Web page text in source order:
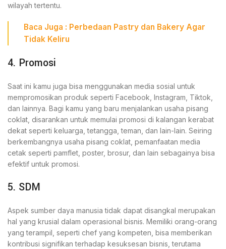
wilayah tertentu.
Baca Juga : Perbedaan Pastry dan Bakery Agar
Tidak Keliru
4. Promosi
Saat ini kamu juga bisa menggunakan media sosial untuk
mempromosikan produk seperti Facebook, Instagram, Tiktok,
dan lainnya. Bagi kamu yang baru menjalankan usaha pisang
coklat, disarankan untuk memulai promosi di kalangan kerabat
dekat seperti keluarga, tetangga, teman, dan lain-lain. Seiring
berkembangnya usaha pisang coklat, pemanfaatan media
cetak seperti pamflet, poster, brosur, dan lain sebagainya bisa
efektif untuk promosi.
5. SDM
Aspek sumber daya manusia tidak dapat disangkal merupakan
hal yang krusial dalam operasional bisnis. Memiliki orang-orang
yang terampil, seperti chef yang kompeten, bisa memberikan
kontribusi signifikan terhadap kesuksesan bisnis, terutama